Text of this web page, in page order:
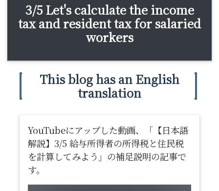
3/5 Let's calculate the income
tax and resident tax for salaried
workers
This blog has an English
translation
YouTubeにアップした動画、「【日本語
解説】3/5 給与所得者の所得税と住民税
を計算してみよう」の補足説明の記事で
す。